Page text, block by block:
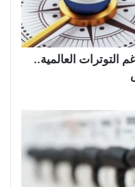
التوترات العالمية..